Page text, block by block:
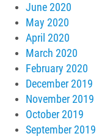
June 2020
May 2020
April 2020
March 2020
February 2020
December 2019
November 2019
October 2019
September 2019